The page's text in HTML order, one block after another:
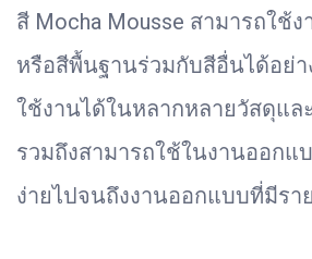
สี Mocha Mousse สามารถใช้ง
หรือสีพื้นฐานร่วมกับสีอื่นได้อย่า
ใช้งานได้ในหลากหลายวัสดุแล
รวมถึงสามารถใช้ในงานออกแ
ง่ายไปจนถึงงานออกแบบที่มีรา